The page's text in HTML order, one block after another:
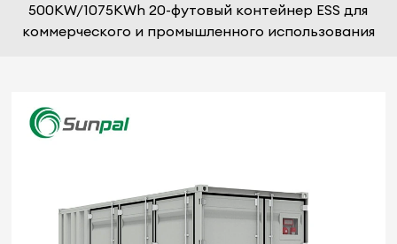
500KW/1075KWh 20-футовый контейнер ESS для
коммерческого и промышленного использования